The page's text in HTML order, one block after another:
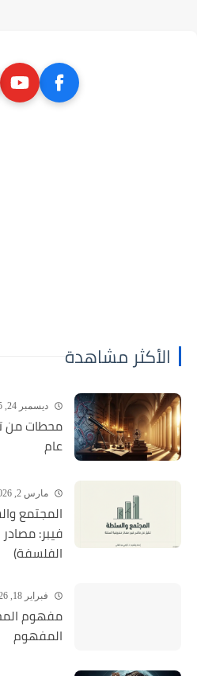
الأكثر مشاهدة
ديسمبر 24, 2025
محطات من
عام
مارس 2, 2026
المجتمع
فيبر:
الفلسفة)
فبراير 18, 2026
مفهوم
المفهوم